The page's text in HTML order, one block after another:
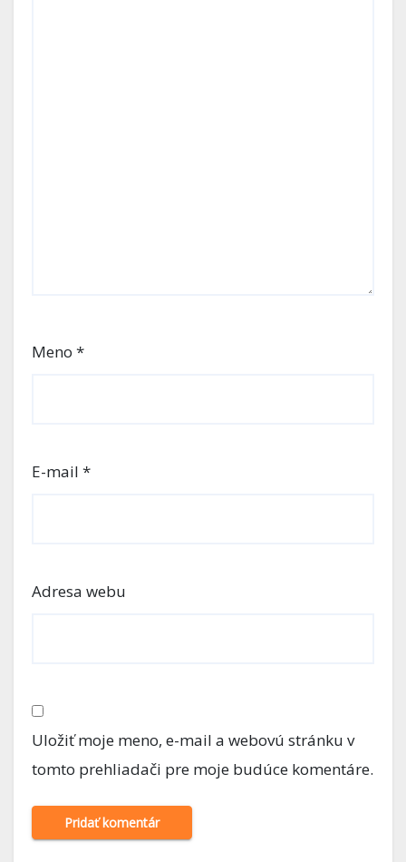
Meno *
E-mail *
Adresa webu
Uložiť moje meno, e-mail a webovú stránku v
tomto prehliadači pre moje budúce komentáre.